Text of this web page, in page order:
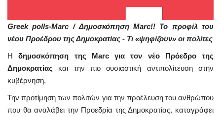
Greek polls-Marc / Δημοσκόπηση Marc!! Το προφίλ του
νέου Προέδρου της Δημοκρατίας - Τι «ψηφίζουν» οι πολίτες
Η δημοσκόπηση της Marc για τον νέο Πρόεδρο της
Δημοκρατίας και την πιο ουσιαστική αντιπολίτευση στην
κυβέρνηση.
Την προτίμηση των πολιτών για την προέλευση του ανθρώπου
που θα αναλάβει την Προεδρία της Δημοκρατίας, καταγράφει